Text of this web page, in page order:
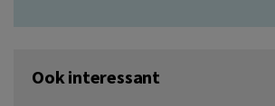
Ook interessant